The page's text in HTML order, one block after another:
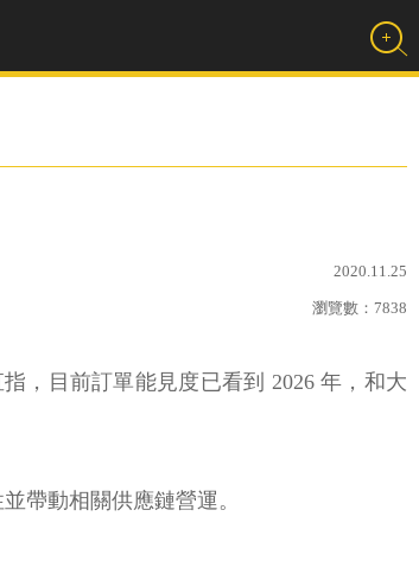
2020.11.25
瀏覽數： 7838
，目前訂單能見度已看到 2026 年，和大
帶動相關供應鏈營運。